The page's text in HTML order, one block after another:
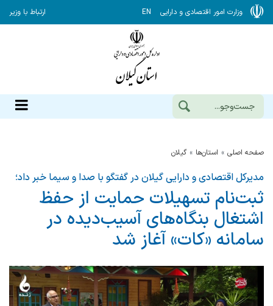
وزارت امور اقتصادی و دارایی EN ارتباط با وزیر
صفحه اصلی استان‌ها گيلان
مدیرکل اقتصادی و دارایی گیلان در گفتگو با صدا و سیما خبر داد؛
ثبت‌نام تسهیلات حمایت از حفظ
اشتغال بنگاه‌های آسیب‌دیده در
سامانه «کات» آغاز شد